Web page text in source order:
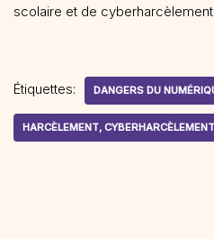
scolaire et de
Étiquettes: DANGERS DU
HARCÈLEMENT, CYBERHARCÈLEMENT